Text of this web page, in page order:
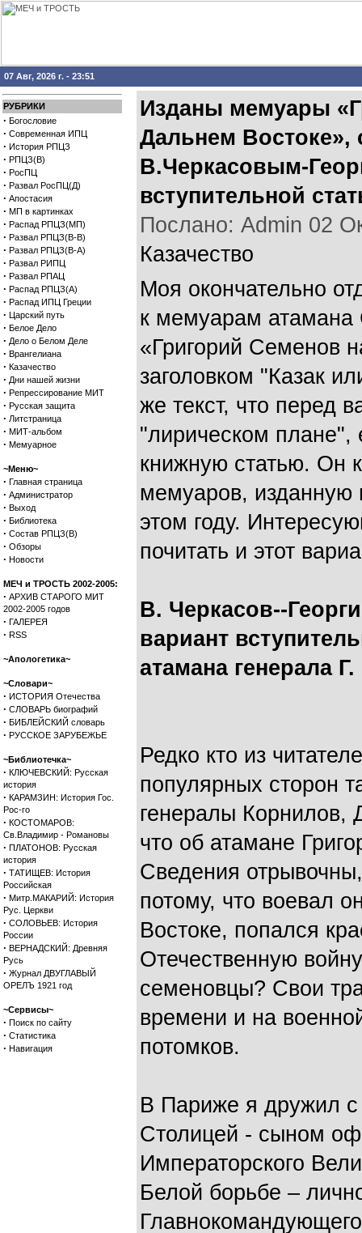
07 Авг, 2026 г. - 23:51
РУБРИКИ
· Богословие
· Современная ИПЦ
· История РПЦЗ
· РПЦЗ(В)
· РосПЦ
· Развал РосПЦ(Д)
· Апостасия
· МП в картинках
· Распад РПЦЗ(МП)
· Развал РПЦЗ(В-В)
· Развал РПЦЗ(В-А)
· Развал РИПЦ
· Развал РПАЦ
· Распад РПЦЗ(А)
· Распад ИПЦ Греции
· Царский путь
· Белое Дело
· Дело о Белом Деле
· Врангелиана
· Казачество
· Дни нашей жизни
· Репрессирование МИТ
· Русская защита
· Литстраница
· МИТ-альбом
· Мемуарное
~Меню~
· Главная страница
· Администратор
· Выход
· Библиотека
· Состав РПЦЗ(В)
· Обзоры
· Новости
МЕЧ и ТРОСТЬ 2002-2005:
· АРХИВ СТАРОГО МИТ
2002-2005 годов
· ГАЛЕРЕЯ
· RSS
~Апологетика~
~Словари~
· ИСТОРИЯ Отечества
· СЛОВАРЬ биографий
· БИБЛЕЙСКИЙ словарь
· РУССКОЕ ЗАРУБЕЖЬЕ
~Библиотечка~
· КЛЮЧЕВСКИЙ: Русская
история
· КАРАМЗИН: История Гос.
Рос-го
· КОСТОМАРОВ:
Св.Владимир - Романовы
· ПЛАТОНОВ: Русская
история
· ТАТИЩЕВ: История
Российская
· Митр.МАКАРИЙ: История
Рус. Церкви
· СОЛОВЬЕВ: История
России
· ВЕРНАДСКИЙ: Древняя
Русь
· Журнал ДВУГЛАВЫЙ
ОРЕЛЪ 1921 год
~Сервисы~
· Поиск по сайту
· Статистика
· Навигация
Изданы мемуары
Дальнем Востоке»,
В.Черкасовым-
вступительной
Послано: Admin 02
Казачество
Моя окончательно
к мемуарам атамана
«Григорий Семенов
заголовком "Казак
же текст, что перед
"лирическом плане",
книжную статью. Он
мемуаров, изданную
этом году.
почитать и этот
В. Черкасов--
вариант
атамана генерала
Редко кто из
популярных сторон
генералы Корнилов,
что об атамане
Сведения
потому, что воевал
Востоке, попался
Отечественную
семеновцы? Свои
времени и на
потомков.
В Париже я дружил
Столицей - сыном
Императорского
Белой борьбе –